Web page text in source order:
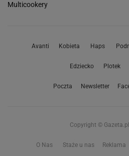
Multicookery
Avanti Kobieta Haps
Edziecko Plotek
Poczta Newsletter
Copyright ©
O Nas Staże u nas Reklama